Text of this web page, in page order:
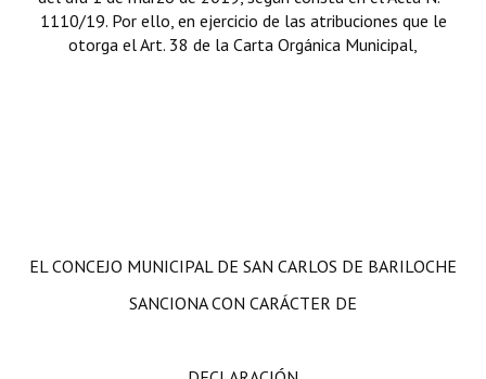
1110/19. Por ello, en ejercicio de las atribuciones que le
otorga el Art. 38 de la Carta Orgánica Municipal,
EL CONCEJO MUNICIPAL DE SAN CARLOS DE BARILOCHE
SANCIONA CON CARÁCTER DE